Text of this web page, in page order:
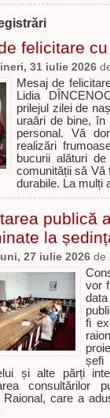
felicitare
31 iulie 2026
Mesaj de
Lidia
prilejul zilei de
uraări de bine,
personal. Vă
realizări
bucurii alături
comunității să Vă
durabile. La mulți
publică
la
27 iulie 2026 de
vor
fi
șefi
și alte părți
consultărilor
Raional, care a